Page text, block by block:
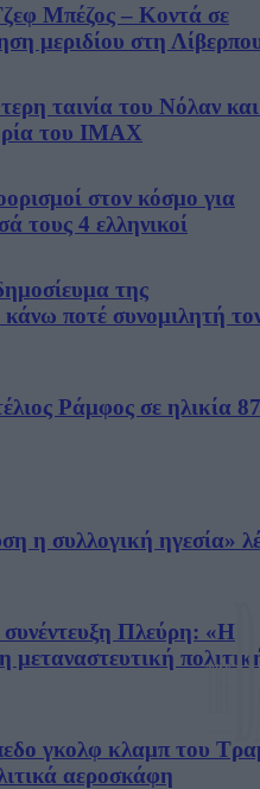
Μπέζος – Κοντά σε
μεριδίου στη
ταινία του Νόλαν
του IMAX
στον κόσμο για
τους 4 ελληνικοί
της
ποτέ συνομιλητή
Ράμφος σε ηλικία 87
η συλλογική ηγεσία»
Πλεύρη: «Η
μεταναστευτική
γκολφ κλαμπ του
αεροσκάφη